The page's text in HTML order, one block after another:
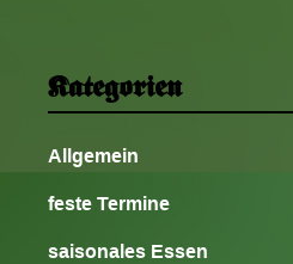
Kategorien
Allgemein
feste Termine
saisonales Essen